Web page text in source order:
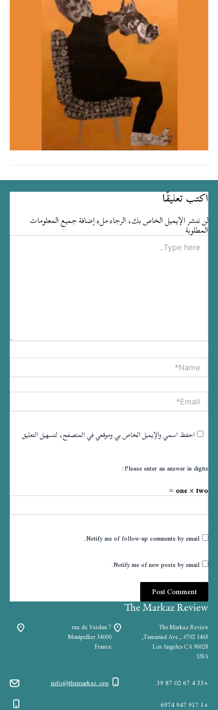
اكتب تعليقًا
لن ننشر الإيميل الخاص بك، الرجاء ملء إضافة جميع المعلومات
المطلوبة
Type
here..
Name*
Email*
احفظ اسمي والإيميل الخاص بي وموقعي في المتصفح، لتسهيل التعليق
Please enter an answer in digits:
one × two =
Notify me of follow-up comments by email.
Notify me of new posts by email.
The Markaz Review
1465 Tamarind Ave., #702,
Los Angeles CA 90028
USA
7 rue de Verdun
34000 Montpellier
France
info@themarkaz.org
+33 4 67 02 87 39
+1 917 947 6974